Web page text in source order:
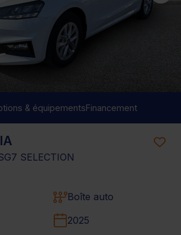
SELECTION
Boîte auto
2025
& équipementsFinancement